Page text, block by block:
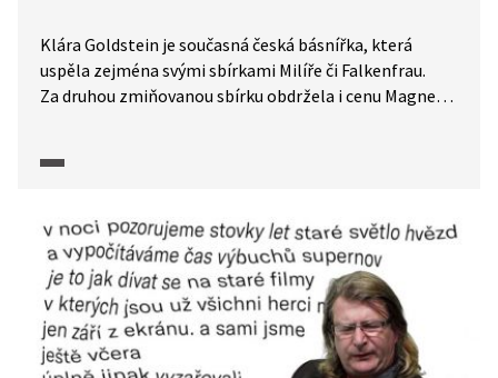
Klára Goldstein je současná česká básnířka, která
uspěla zejména svými sbírkami Milíře či Falkenfrau.
Za druhou zmiňovanou sbírku obdržela i cenu Magnesia